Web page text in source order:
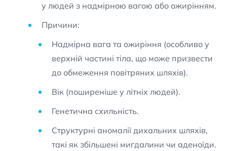
у людей з надмірною вагою або ожирінням.
Причини:
Надмірна вага та ожиріння (особливо у
верхній частині тіла, що може призвести
до обмеження повітряних шляхів).
Вік (поширеніше у літніх людей).
Генетична схильність.
Структурні аномалії дихальних шляхів,
такі як збільшені мигдалини чи аденоїди.